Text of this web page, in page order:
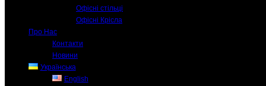
Офісні стільці
Офісні Крісла
Про Нас
Контакти
Новини
Українська
English